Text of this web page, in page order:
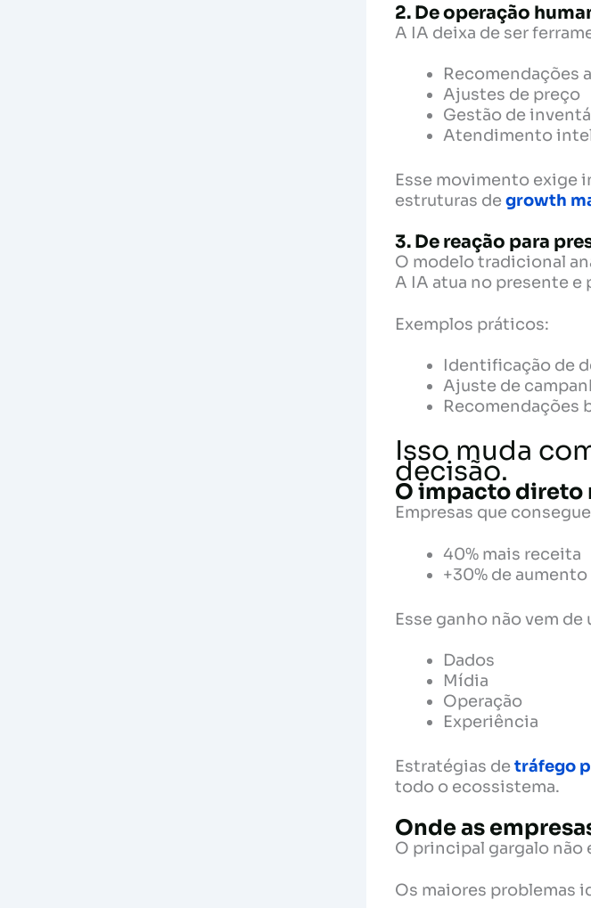
2. De operação
A IA deixa de ser
Recomendações
Ajustes de preço
Gestão de
Atendimento
Esse movimento exige
estruturas degrowth
3. De reação para
O modelo tradicional
A IA atua no presente e
Exemplos práticos:
Identificação de
Ajuste de
Recomendações
Isso muda
decisão.
O impacto direto
Empresas que
40% mais receita
+30% de aumento
Esse ganho não vem
Dados
Mídia
Operação
Experiência
Estratégias detráfego
todo o ecossistema.
Onde as
O principal gargalo não
Os maiores problemas